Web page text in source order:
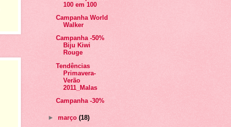
100 em 100
Campanha World
Walker
Campanha -50%
Biju Kiwi
Rouge
Tendências
Primavera-
Verão
2011_Malas
Campanha -30%
►março(18)